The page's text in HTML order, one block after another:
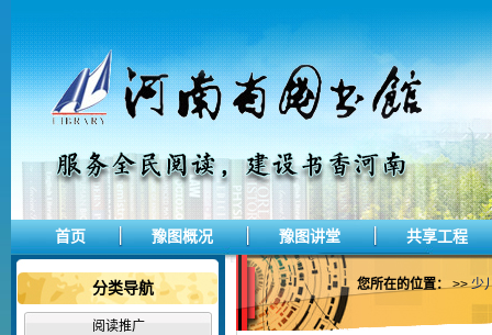
首页 豫图概况 豫图讲堂 共享工程
分类导航
阅读推广
您所在的位置：>>少